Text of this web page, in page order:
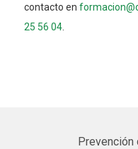
contacto en
25 56 04.